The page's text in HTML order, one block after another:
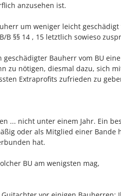
anzusehen ist.
um weniger leicht
B §§ 14 , 15 letztlich sowieso
Bauherr vom BU
zu nötigen, diesmal dazu, sich
Extraprofits zufrieden zu
... nicht unter einem Jahr. Ein
oder als Mitglied einer Bande
hat.
BU am wenigsten mag,